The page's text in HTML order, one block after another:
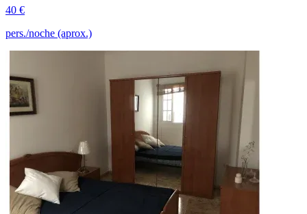
40 €
pers./noche (aprox.)